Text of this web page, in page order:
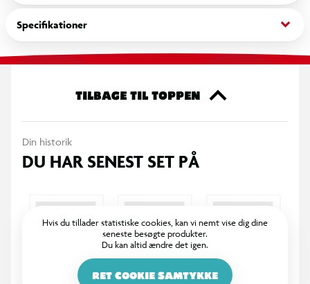
Specifikationer keyboard_arrow_down
TILBAGE TIL TOPPEN
Din historik
DU HAR SENEST SET PÅ
Hvis du tillader statistiske cookies, kan vi nemt vise dig dine
seneste besøgte produkter.
Du kan altid ændre det igen.
RET COOKIE SAMTYKKE